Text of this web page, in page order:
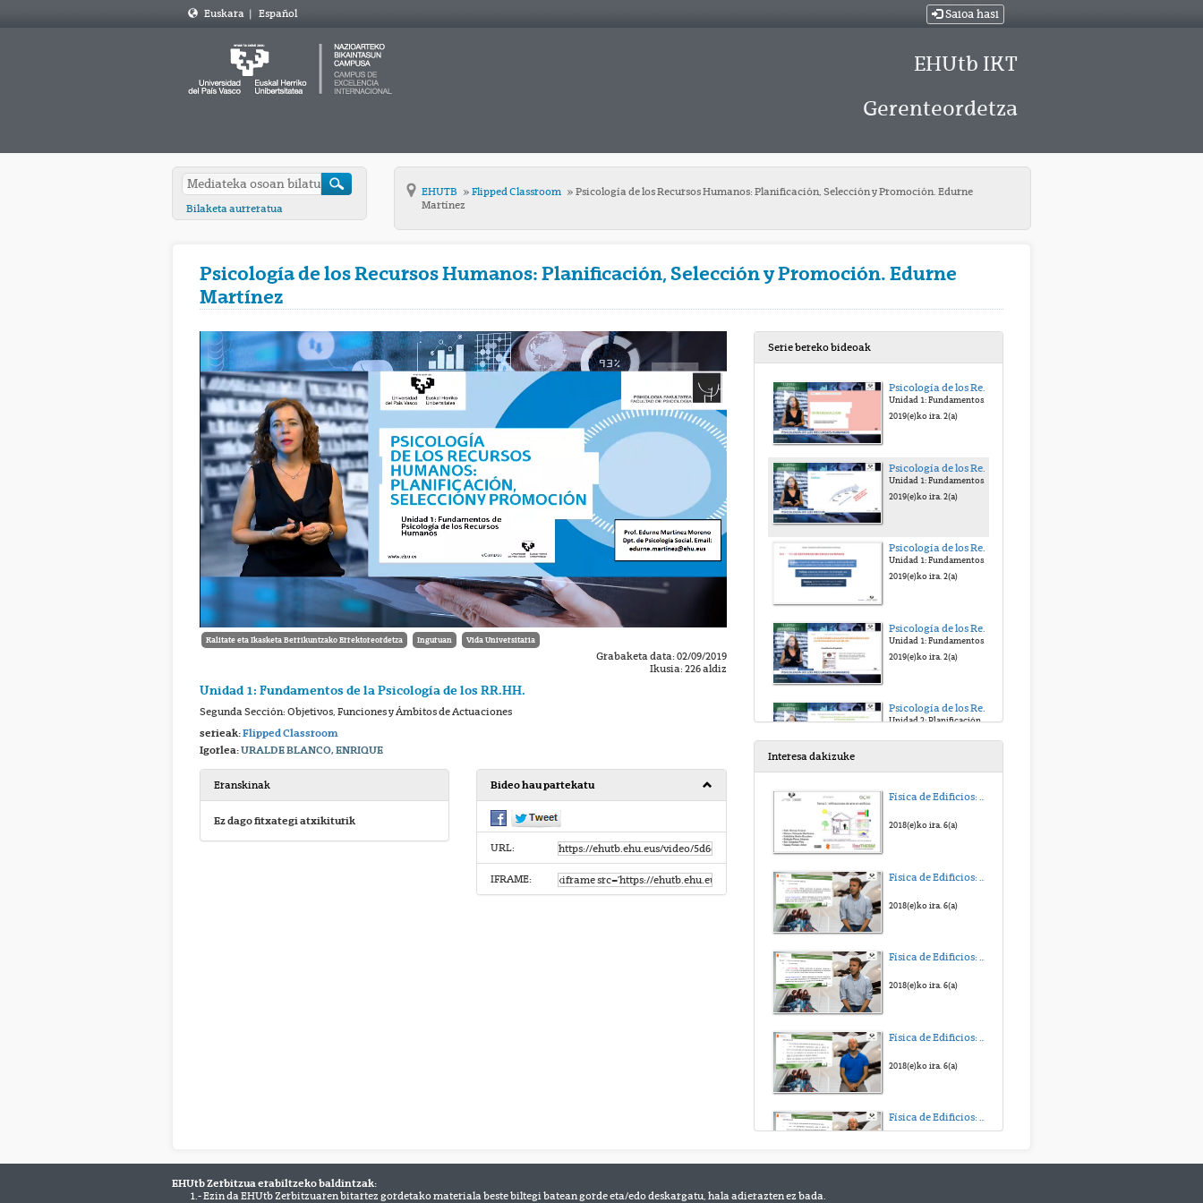
Euskara | Español Saioa hasi
EHUtb IKT
Gerenteordetza
Bilaketa aurreratua
EHUTB Flipped Classroom
Psicología de los Recursos Humanos: Planificación, Selección y Promoción. Edurne
Martínez
Psicología de los Recursos Humanos: Planificación, Selección y Promoción. Edurne
Martínez
Kalitate eta Ikasketa Berrikuntzako Errektoreordetza Inguruan Vida Universitaria
Grabaketa data: 02/09/2019
Ikusia: 226 aldiz
Unidad 1: Fundamentos de la Psicología de los RR.HH.
Segunda Sección: Objetivos, Funciones y Ámbitos de Actuaciones
serieak:Flipped Classroom
Igorlea:URALDE BLANCO, ENRIQUE
Eranskinak
Ez dago fitxategi atxikiturik
Bideo hau partekatu
URL:
IFRAME:
Serie bereko bideoak
Psicología de los Recursos Humanos: Planificación, Selección y Promoción. Edurne Martínez
Unidad 1: Fundamentos de la Psicología de los RR.HH.
2019(e)ko ira. 2(a)
Psicología de los Recursos Humanos: Planificación, Selección y Promoción. Edurne Martínez
Unidad 1: Fundamentos de la Psicología de los RR.HH.
2019(e)ko ira. 2(a)
Psicología de los Recursos Humanos: Planificación, Selección y Promoción. Edurne Martínez
Unidad 1: Fundamentos de la Psicología de los RR.HH.
2019(e)ko ira. 2(a)
Psicología de los Recursos Humanos: Planificación, Selección y Promoción. Edurne Martínez
Unidad 1: Fundamentos de la Psicología de los RR.HH.
2019(e)ko ira. 2(a)
Psicología de los Recursos Humanos: Planificación, Selección y Promoción. Edurne Martínez
Unidad 2: Planificación y Gestión Estratégica de los RR.HH.
Unidad 2: Planificación y Gestión Estratégica de los RR.HH.
Unidad 2: Planificación y Gestión Estratégica de los RR.HH.
Unidad 2: Planificación y Gestión Estratégica de los RR.HH.
Unidad 2: Planificación y Gestión Estratégica de los RR.HH.
Unidad 3: El Proceso de Reclutamiento
Interesa dakizuke
Física de Edificios: Transmision de Calor y Masa. Tema 5
2018(e)ko ira. 6(a)
2018(e)ko ira. 6(a)
Física de Edificios: Transmision de Calor y Masa. Tema 3
2018(e)ko ira. 6(a)
2018(e)ko ira. 6(a)
Física de Edificios: Transmision de Calor y Masa. Tema 1
EHUtb Zerbitzua erabiltzeko baldintzak:
1.- Ezin da EHUtb Zerbitzuaren bitartez gordetako materiala beste biltegi batean gorde eta/edo deskargatu, hala adierazten ez bada.